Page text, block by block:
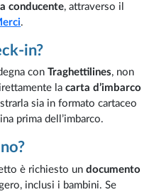
conducente, attraverso il
.
in?
conTraghettilines, non
lacarta d’imbarco
sia in formato cartaceo
prima dell’imbarco.
è richiesto undocumento
inclusi i bambini. Se